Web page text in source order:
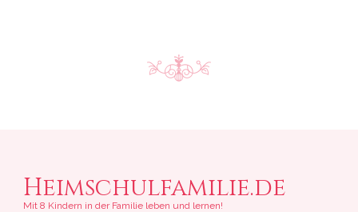
Heimschulfamilie.de
Mit 8 Kindern in der Familie leben und lernen!